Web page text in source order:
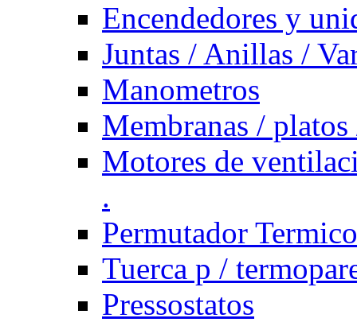
Encendedores y
Juntas / Anillas /
Manometros
Membranas /
Motores de
.
Permutador Termico
Tuerca p /
Pressostatos